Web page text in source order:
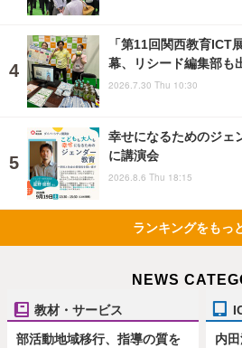
「第11回関西教育ICT
幕、リシード編集部も
2026.7.30 Thu 10:30
幸せになるためのジェ
に講演会
2026.8.6 Thu 18:15
ランキングをもっ
NEWS
教材・サービス
部活動地域移行、指導の質を
内